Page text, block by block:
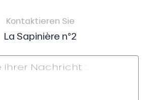
Kontaktieren Sie
La Sapinière n°2